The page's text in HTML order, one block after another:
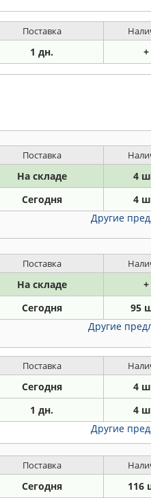
Поставка
1 дн. +
Поставка
На складе 4
Сегодня 4
Другие
Поставка
На складе +
Сегодня 95
Другие
Поставка
Сегодня 4
1 дн. 4
Другие
Поставка
Сегодня 116